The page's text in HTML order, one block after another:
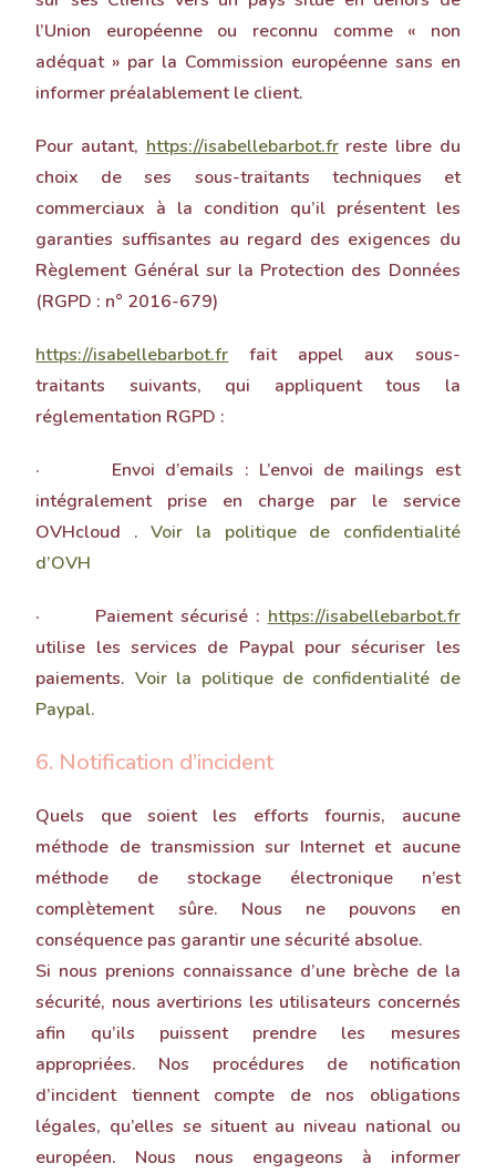
l’Union européenne ou reconnu comme « non
adéquat » par la Commission européenne sans en
informer préalablement le client.
Pour autant, https://isabellebarbot.frreste libre du
choix de ses sous-traitants techniques et
commerciaux à la condition qu’il présentent les
garanties suffisantes au regard des exigences du
Règlement Général sur la Protection des Données
(RGPD : n° 2016-679)
https://isabellebarbot.fr fait appel aux sous-
traitants suivants, qui appliquent tous la
réglementation RGPD :
· Envoi d’emails : L’envoi de mailings est
intégralement prise en charge par le service
OVHcloud .Voir la politique de confidentialité
d’OVH
· Paiement sécurisé : https://isabellebarbot.fr
utilise les services de Paypal pour sécuriser les
paiements. Voir la politique de confidentialité de
Paypal.
6. Notification d’incident
Quels que soient les efforts fournis, aucune
méthode de transmission sur Internet et aucune
méthode de stockage électronique n’est
complètement sûre. Nous ne pouvons en
conséquence pas garantir une sécurité absolue.
Si nous prenions connaissance d’une brèche de la
sécurité, nous avertirions les utilisateurs concernés
afin qu’ils puissent prendre les mesures
appropriées. Nos procédures de notification
d’incident tiennent compte de nos obligations
légales, qu’elles se situent au niveau national ou
européen. Nous nous engageons à informer